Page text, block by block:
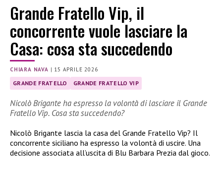
Grande Fratello Vip, il
concorrente vuole lasciare la
Casa: cosa sta succedendo
CHIARA NAVA | 15 APRILE 2026
GRANDE FRATELLO GRANDE FRATELLO VIP
Nicolò Brigante ha espresso la volontà di lasciare il Grande
Fratello Vip. Cosa sta succedendo?
Nicolò Brigante lascia la casa del Grande Fratello Vip? Il
concorrente siciliano ha espresso la volontà di uscire. Una
decisione associata all’uscita di Blu Barbara Prezia dal gioco.